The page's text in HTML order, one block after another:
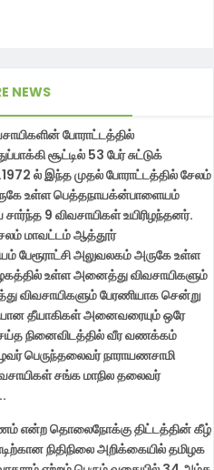
NEWS
போராட்டத்தில்
சூட்டில் 53 பேர் சுட்டுக்
ல் இந்த முதல் போராட்டத்தில் சேலம்
உள்ள பெத்தநாயக்ன்பாளையம்
9 விவசாயிகள் உயிரிழந்தனர்.
மாவட்டம் ஆத்தூர்
பேரூராட்சி அலுவலகம் அருகே உள்ள
உள்ள அனைத்து விவசாயிகளும்
விவசாயிகளும் பேரணியாக சென்று
தீயாகிகள் அனைவரையும் ஒரே
நினைவிடத்தில் வீர வணக்கம்
பெருந்தலைவர் நாராயணசாமி
சங்க மாநில தலைவர்
என்ற தொலைநோக்கு திட்டத்தின் கீழ்
நிதிநிலை அறிக்கையில் தமிழக